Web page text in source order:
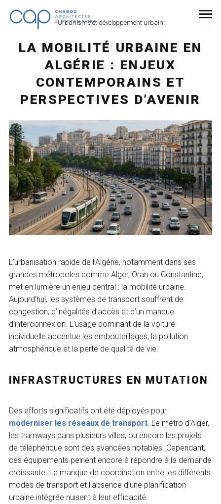
Urbanisme et développement urbain
LA MOBILITÉ URBAINE EN
ALGÉRIE : ENJEUX
CONTEMPORAINS ET
PERSPECTIVES D’AVENIR
L’urbanisation rapide de l’Algérie, notamment dans ses
grandes métropoles comme Alger, Oran ou Constantine,
met en lumière un enjeu central : la mobilité urbaine.
Aujourd’hui, les systèmes de transport souffrent de
congestion, d’inégalités d’accès et d’un manque
d’interconnexion. L’usage dominant de la voiture
individuelle accentue les embouteillages, la pollution
atmosphérique et la perte de qualité de vie.
INFRASTRUCTURES EN MUTATION
Des efforts significatifs ont été déployés pour
moderniser les réseaux de transport. Le métro d’Alger,
les tramways dans plusieurs villes, ou encore les projets
de téléphérique sont des avancées notables. Cependant,
ces équipements peinent encore à répondre à la demande
croissante. Le manque de coordination entre les différents
modes de transport et l’absence d’une planification
urbaine intégrée nuisent à leur efficacité.